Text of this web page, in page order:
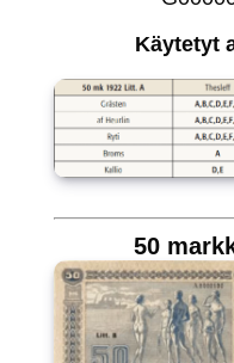
Käytetyt
50